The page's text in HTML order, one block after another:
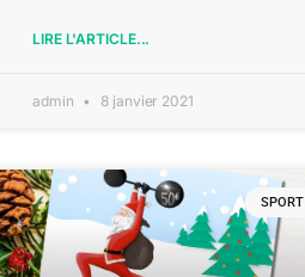
LIRE L'ARTICLE...
admin 8 janvier 2021
SPORT